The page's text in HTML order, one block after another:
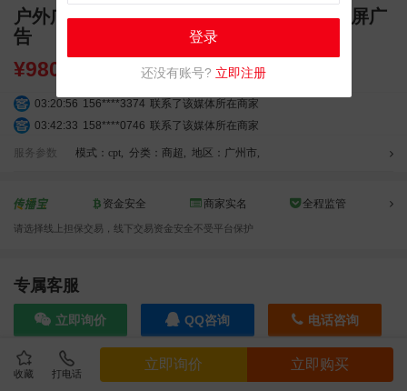
收藏 打电话
立即询价 立即购买
户外广告 广州白云凯德广场LED屏 高清大屏广
告
¥98000.00
03:20:56 156****3374 联系了该媒体所在商家
03:42:33 158****0746 联系了该媒体所在商家
04:16:44
181****0078
联系了该媒体所在商家
01:50:54 192****2334 联系了该媒体所在商家
10:08:47
02:32:27
04:09:07 182****6963
联系了该媒体所在商家
11:44:28 130****3379 联系了该媒体所在商家
08:36:41
联系了该媒体所在商家
05:24:34
186****8762 联系了该媒体所在商家
服务参数 模式：cpt, 分类：商超 , 地区：广州市,
资金安全 商家实名 全程监管
请选择线上担保交易，线下交易资金安全不受平台保护
专属客服
立即询价 QQ咨询 电话咨询
效果截图
登录
还没有账号? 立即注册